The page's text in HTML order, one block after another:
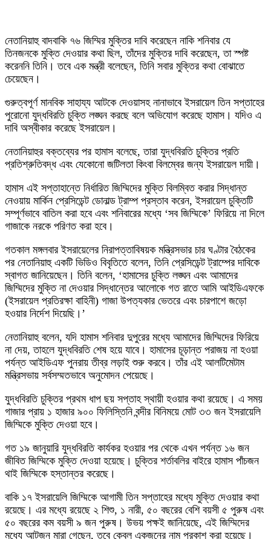
নেতানিয়াহু বাদবাকি ৭৬ জিম্মির মুক্তির দাবি করেছেন নাকি শনিবার যে
তিনজনকে মুক্তি দেওয়ার কথা ছিল, তাঁদের মুক্তির দাবি করেছেন, তা স্পষ্ট
করেননি তিনি। তবে এক মন্ত্রী বলেছেন, তিনি সবার মুক্তির কথা বোঝাতে
চেয়েছেন।
গুরুত্বপূর্ণ মানবিক সাহায্য আটকে দেওয়াসহ নানাভাবে ইসরায়েল তিন সপ্তাহের
পুরোনো যুদ্ধবিরতি চুক্তি লঙ্ঘন করছে বলে অভিযোগ করেছে হামাস। যদিও এ
দাবি অস্বীকার করেছে ইসরায়েল।
নেতানিয়াহুর বক্তব্যের পর হামাস বলেছে, তারা যুদ্ধবিরতি চুক্তির প্রতি
প্রতিশ্রুতিবদ্ধ এবং যেকোনো জটিলতা কিংবা বিলম্বের জন্য ইসরায়েল দায়ী।
হামাস এই সপ্তাহান্তে নির্ধারিত জিম্মিদের মুক্তি বিলম্বিত করার সিদ্ধান্ত
নেওয়ায় মার্কিন প্রেসিডেন্ট ডোনাল্ড ট্রাম্প প্রস্তাব করেন, ইসরায়েল চুক্তিটি
সম্পূর্ণভাবে বাতিল করা হবে এবং শনিবারের মধ্যে ‘সব জিম্মিকে’ ফিরিয়ে না দিলে
গাজাকে নরকে পরিণত করা হবে।
গতকাল মঙ্গলবার ইসরায়েলের নিরাপত্তাবিষয়ক মন্ত্রিসভার চার ঘণ্টার বৈঠকের
পর নেতানিয়াহু একটি ভিডিও বিবৃতিতে বলেন, তিনি প্রেসিডেন্ট ট্রাম্পের দাবিকে
স্বাগত জানিয়েছেন। তিনি বলেন, ‘হামাসের চুক্তি লঙ্ঘন এবং আমাদের
জিম্মিদের মুক্তি না দেওয়ার সিদ্ধান্তের আলোকে গত রাতে আমি আইডিএফকে
(ইসরায়েল প্রতিরক্ষা বাহিনী) গাজা উপত্যকার ভেতরে এবং চারপাশে জড়ো
হওয়ার নির্দেশ দিয়েছি।’
নেতানিয়াহু বলেন, যদি হামাস শনিবার দুপুরের মধ্যে আমাদের জিম্মিদের ফিরিয়ে
না দেয়, তাহলে যুদ্ধবিরতি শেষ হয়ে যাবে। হামাসের চূড়ান্ত পরাজয় না হওয়া
পর্যন্ত আইডিএফ পুনরায় তীব্র লড়াই শুরু করবে। তাঁর এই আলটিমেটাম
মন্ত্রিসভায় সর্বসম্মতভাবে অনুমোদন পেয়েছে।
যুদ্ধবিরতি চুক্তির প্রথম ধাপ ছয় সপ্তাহ স্থায়ী হওয়ার কথা রয়েছে। এ সময়
গাজার প্রায় ১ হাজার ৯০০ ফিলিস্তিনি বন্দীর বিনিময়ে মোট ৩৩ জন ইসরায়েলি
জিম্মিকে মুক্তি দেওয়া হবে।
গত ১৯ জানুয়ারি যুদ্ধবিরতি কার্যকর হওয়ার পর থেকে এখন পর্যন্ত ১৬ জন
জীবিত জিম্মিকে মুক্তি দেওয়া হয়েছে। চুক্তির শর্তাবলির বাইরে হামাস পাঁচজন
থাই জিম্মিকে হস্তান্তর করেছে।
বাকি ১৭ ইসরায়েলি জিম্মিকে আগামী তিন সপ্তাহের মধ্যে মুক্তি দেওয়ার কথা
রয়েছে। এর মধ্যে রয়েছে ২ শিশু, ১ নারী, ৫০ বছরের বেশি বয়সী ৫ পুরুষ এবং
৫০ বছরের কম বয়সী ৯ জন পুরুষ। উভয় পক্ষই জানিয়েছে, এই জিম্মিদের
মধ্যে আটজন মারা গেছেন, তবে কেবল একজনের নাম প্রকাশ করা হয়েছে।